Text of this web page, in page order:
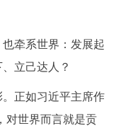
牵系世界：发展起
立己达人？
正如习近平主席作
对世界而言就是贡